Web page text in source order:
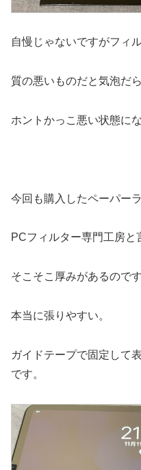
自慢じゃないですがフィ
質の悪いものだと気泡だ
ホントかっこ悪い状態に
今回も購入したペーパー
PCフィルター専門工房と
そこそこ厚みがあるので
本当に張りやすい。
ガイドテープで固定して
です。